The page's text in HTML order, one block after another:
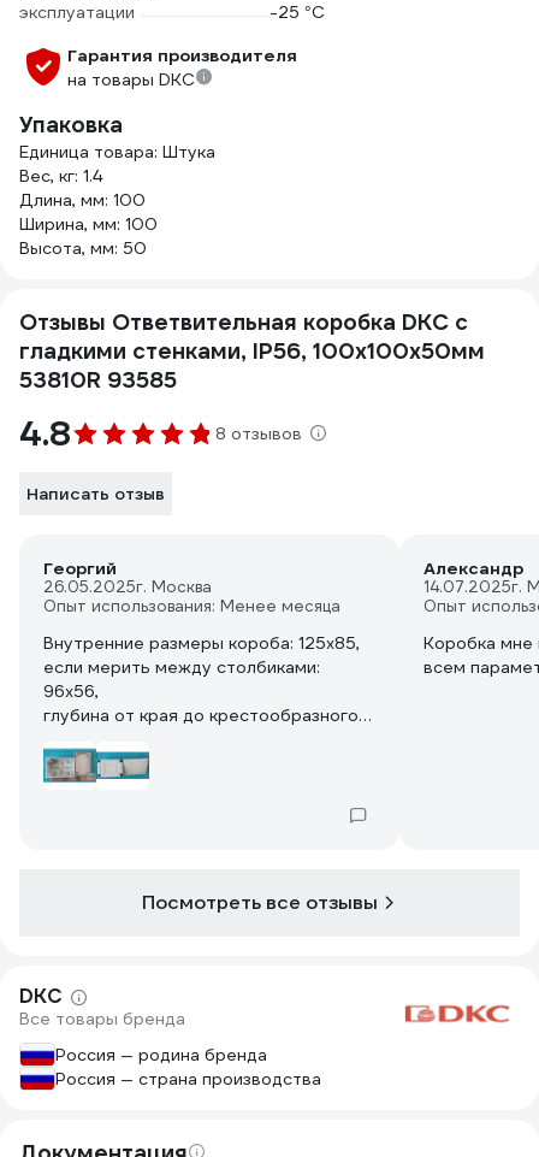
эксплуатации
-25 °С
Гарантия производителя
на товары DKC
Упаковка
Единица товара: Штука
Вес, кг: 1.4
Длина, мм: 100
Ширина, мм: 100
Высота, мм: 50
Отзывы Ответвительная коробка DKC с
гладкими стенками, IP56, 100x100x50мм
53810R 93585
4.8 8 отзывов
Написать отзыв
Георгий
26.05.2025г. Москва
Опыт использования: Менее месяца
Внутренние размеры короба: 125x85,
если мерить между столбиками:
96х56,
глубина от края до крестообразного
Александр
14.07.2025г.
Опыт
Коробка мне
всем
Посмотреть все отзывы
DKC
Все товары бренда
Россия — родина бренда
Россия — страна производства